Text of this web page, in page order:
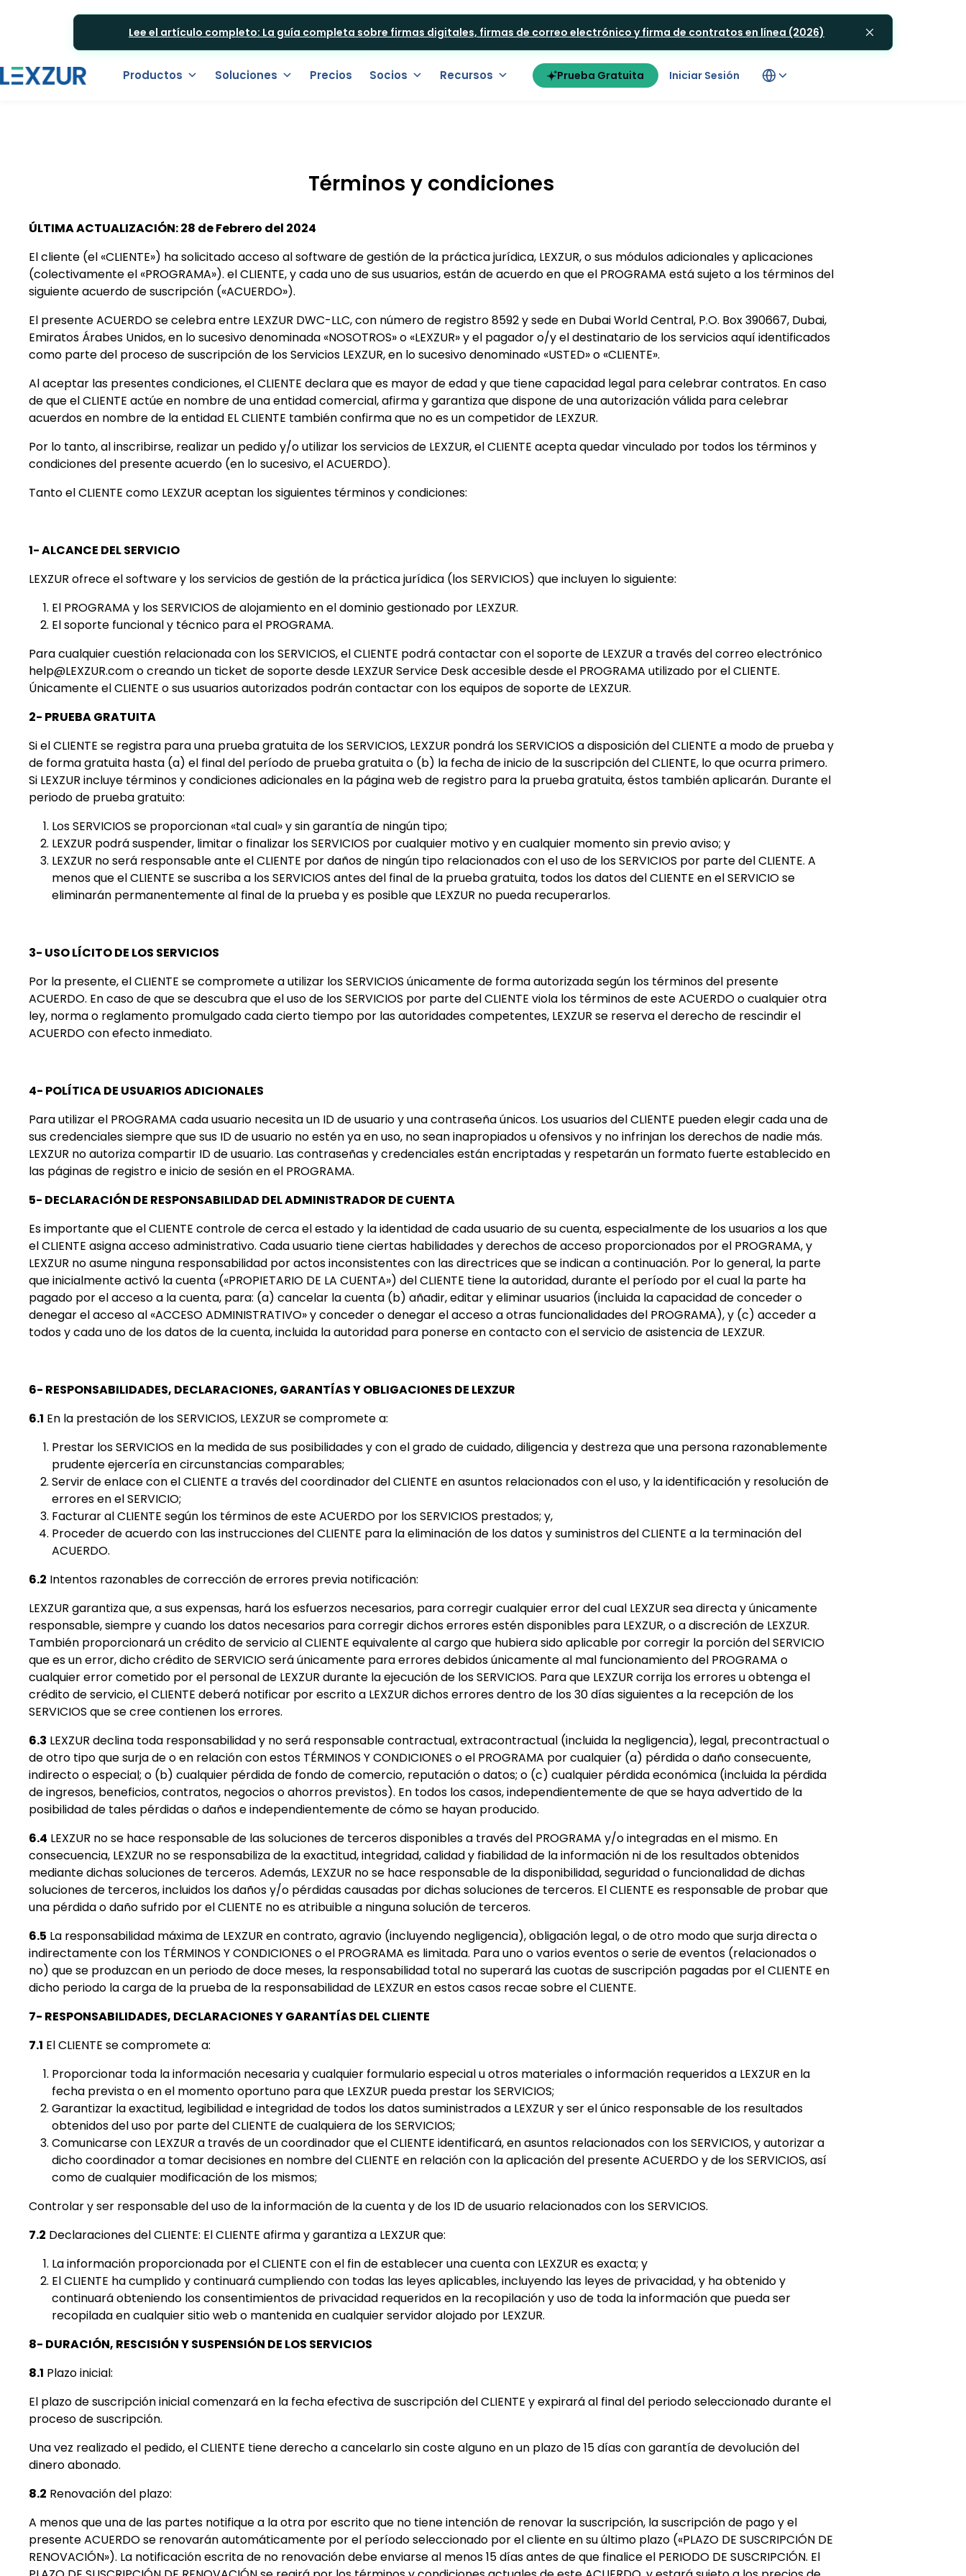
Lee el artículo completo: La guía completa sobre firmas digitales, firmas de correo electrónico y firma de contratos en línea (2026)
Productos Soluciones Precios Socios Recursos Prueba Gratuita Iniciar Sesión
Términos y condiciones
ÚLTIMA ACTUALIZACIÓN: 28 de Febrero del 2024
El cliente (el «CLIENTE») ha solicitado acceso al software de gestión de la práctica jurídica, LEXZUR, o sus módulos adicionales y aplicaciones
(colectivamente el «PROGRAMA»). el CLIENTE, y cada uno de sus usuarios, están de acuerdo en que el PROGRAMA está sujeto a los términos del
siguiente acuerdo de suscripción («ACUERDO»).
El presente ACUERDO se celebra entre LEXZUR DWC-LLC, con número de registro 8592 y sede en Dubai World Central, P.O. Box 390667, Dubai,
Emiratos Árabes Unidos, en lo sucesivo denominada «NOSOTROS» o «LEXZUR» y el pagador o/y el destinatario de los servicios aquí identificados
como parte del proceso de suscripción de los Servicios LEXZUR, en lo sucesivo denominado «USTED» o «CLIENTE».
Al aceptar las presentes condiciones, el CLIENTE declara que es mayor de edad y que tiene capacidad legal para celebrar contratos. En caso
de que el CLIENTE actúe en nombre de una entidad comercial, afirma y garantiza que dispone de una autorización válida para celebrar
acuerdos en nombre de la entidad EL CLIENTE también confirma que no es un competidor de LEXZUR.
Por lo tanto, al inscribirse, realizar un pedido y/o utilizar los servicios de LEXZUR, el CLIENTE acepta quedar vinculado por todos los términos y
condiciones del presente acuerdo (en lo sucesivo, el ACUERDO).
Tanto el CLIENTE como LEXZUR aceptan los siguientes términos y condiciones:
1- ALCANCE DEL SERVICIO
LEXZUR ofrece el software y los servicios de gestión de la práctica jurídica (los SERVICIOS) que incluyen lo siguiente:
El PROGRAMA y los SERVICIOS de alojamiento en el dominio gestionado por LEXZUR.
El soporte funcional y técnico para el PROGRAMA.
Para cualquier cuestión relacionada con los SERVICIOS, el CLIENTE podrá contactar con el soporte de LEXZUR a través del correo electrónico
help@LEXZUR.como creando un ticket de soporte desde LEXZUR Service Desk accesible desde el PROGRAMA utilizado por el CLIENTE.
Únicamente el CLIENTE o sus usuarios autorizados podrán contactar con los equipos de soporte de LEXZUR.
2- PRUEBA GRATUITA
Si el CLIENTE se registra para una prueba gratuita de los SERVICIOS, LEXZUR pondrá los SERVICIOS a disposición del CLIENTE a modo de prueba y
de forma gratuita hasta (a) el final del período de prueba gratuita o (b) la fecha de inicio de la suscripción del CLIENTE, lo que ocurra primero.
Si LEXZUR incluye términos y condiciones adicionales en la página web de registro para la prueba gratuita, éstos también aplicarán. Durante el
periodo de prueba gratuito:
Los SERVICIOS se proporcionan «tal cual» y sin garantía de ningún tipo;
LEXZUR podrá suspender, limitar o finalizar los SERVICIOS por cualquier motivo y en cualquier momento sin previo aviso; y
LEXZUR no será responsable ante el CLIENTE por daños de ningún tipo relacionados con el uso de los SERVICIOS por parte del CLIENTE. A
menos que el CLIENTE se suscriba a los SERVICIOS antes del final de la prueba gratuita, todos los datos del CLIENTE en el SERVICIO se
eliminarán permanentemente al final de la prueba y es posible que LEXZUR no pueda recuperarlos.
3- USO LÍCITO DE LOS SERVICIOS
Por la presente, el CLIENTE se compromete a utilizar los SERVICIOS únicamente de forma autorizada según los términos del presente
ACUERDO. En caso de que se descubra que el uso de los SERVICIOS por parte del CLIENTE viola los términos de este ACUERDO o cualquier otra
ley, norma o reglamento promulgado cada cierto tiempo por las autoridades competentes, LEXZUR se reserva el derecho de rescindir el
ACUERDO con efecto inmediato.
4- POLÍTICA DE USUARIOS ADICIONALES
Para utilizar el PROGRAMA cada usuario necesita un ID de usuario y una contraseña únicos. Los usuarios del CLIENTE pueden elegir cada una de
sus credenciales siempre que sus ID de usuario no estén ya en uso, no sean inapropiados u ofensivos y no infrinjan los derechos de nadie más.
LEXZUR no autoriza compartir ID de usuario. Las contraseñas y credenciales están encriptadas y respetarán un formato fuerte establecido en
las páginas de registro e inicio de sesión en el PROGRAMA.
5- DECLARACIÓN DE RESPONSABILIDAD DEL ADMINISTRADOR DE CUENTA
Es importante que el CLIENTE controle de cerca el estado y la identidad de cada usuario de su cuenta, especialmente de los usuarios a los que
el CLIENTE asigna acceso administrativo. Cada usuario tiene ciertas habilidades y derechos de acceso proporcionados por el PROGRAMA, y
LEXZUR no asume ninguna responsabilidad por actos inconsistentes con las directrices que se indican a continuación. Por lo general, la parte
que inicialmente activó la cuenta («PROPIETARIO DE LA CUENTA») del CLIENTE tiene la autoridad, durante el período por el cual la parte ha
pagado por el acceso a la cuenta, para: (a) cancelar la cuenta (b) añadir, editar y eliminar usuarios (incluida la capacidad de conceder o
denegar el acceso al «ACCESO ADMINISTRATIVO» y conceder o denegar el acceso a otras funcionalidades del PROGRAMA), y (c) acceder a
todos y cada uno de los datos de la cuenta, incluida la autoridad para ponerse en contacto con el servicio de asistencia de LEXZUR.
6- RESPONSABILIDADES, DECLARACIONES, GARANTÍAS Y OBLIGACIONES DE LEXZUR
6.1 En la prestación de los SERVICIOS, LEXZUR se compromete a:
Prestar los SERVICIOS en la medida de sus posibilidades y con el grado de cuidado, diligencia y destreza que una persona razonablemente
prudente ejercería en circunstancias comparables;
Servir de enlace con el CLIENTE a través del coordinador del CLIENTE en asuntos relacionados con el uso, y la identificación y resolución de
errores en el SERVICIO;
Facturar al CLIENTE según los términos de este ACUERDO por los SERVICIOS prestados; y,
Proceder de acuerdo con las instrucciones del CLIENTE para la eliminación de los datos y suministros del CLIENTE a la terminación del
ACUERDO.
6.2 Intentos razonables de corrección de errores previa notificación:
LEXZUR garantiza que, a sus expensas, hará los esfuerzos necesarios, para corregir cualquier error del cual LEXZUR sea directa y únicamente
responsable, siempre y cuando los datos necesarios para corregir dichos errores estén disponibles para LEXZUR, o a discreción de LEXZUR.
También proporcionará un crédito de servicio al CLIENTE equivalente al cargo que hubiera sido aplicable por corregir la porción del SERVICIO
que es un error, dicho crédito de SERVICIO será únicamente para errores debidos únicamente al mal funcionamiento del PROGRAMA o
cualquier error cometido por el personal de LEXZUR durante la ejecución de los SERVICIOS. Para que LEXZUR corrija los errores u obtenga el
crédito de servicio, el CLIENTE deberá notificar por escrito a LEXZUR dichos errores dentro de los 30 días siguientes a la recepción de los
SERVICIOS que se cree contienen los errores.
6.3 LEXZUR declina toda responsabilidad y no será responsable contractual, extracontractual (incluida la negligencia), legal, precontractual o
de otro tipo que surja de o en relación con estos TÉRMINOS Y CONDICIONES o el PROGRAMA por cualquier (a) pérdida o daño consecuente,
indirecto o especial; o (b) cualquier pérdida de fondo de comercio, reputación o datos; o (c) cualquier pérdida económica (incluida la pérdida
de ingresos, beneficios, contratos, negocios o ahorros previstos). En todos los casos, independientemente de que se haya advertido de la
posibilidad de tales pérdidas o daños e independientemente de cómo se hayan producido.
6.4 LEXZUR no se hace responsable de las soluciones de terceros disponibles a través del PROGRAMA y/o integradas en el mismo. En
consecuencia, LEXZUR no se responsabiliza de la exactitud, integridad, calidad y fiabilidad de la información ni de los resultados obtenidos
mediante dichas soluciones de terceros. Además, LEXZUR no se hace responsable de la disponibilidad, seguridad o funcionalidad de dichas
soluciones de terceros, incluidos los daños y/o pérdidas causadas por dichas soluciones de terceros. El CLIENTE es responsable de probar que
una pérdida o daño sufrido por el CLIENTE no es atribuible a ninguna solución de terceros.
6.5 La responsabilidad máxima de LEXZUR en contrato, agravio (incluyendo negligencia), obligación legal, o de otro modo que surja directa o
indirectamente con los TÉRMINOS Y CONDICIONES o el PROGRAMA es limitada. Para uno o varios eventos o serie de eventos (relacionados o
no) que se produzcan en un periodo de doce meses, la responsabilidad total no superará las cuotas de suscripción pagadas por el CLIENTE en
dicho periodo la carga de la prueba de la responsabilidad de LEXZUR en estos casos recae sobre el CLIENTE.
7- RESPONSABILIDADES, DECLARACIONES Y GARANTÍAS DEL CLIENTE
7.1 El CLIENTE se compromete a:
Proporcionar toda la información necesaria y cualquier formulario especial u otros materiales o información requeridos a LEXZUR en la
fecha prevista o en el momento oportuno para que LEXZUR pueda prestar los SERVICIOS;
Garantizar la exactitud, legibilidad e integridad de todos los datos suministrados a LEXZUR y ser el único responsable de los resultados
obtenidos del uso por parte del CLIENTE de cualquiera de los SERVICIOS;
Comunicarse con LEXZUR a través de un coordinador que el CLIENTE identificará, en asuntos relacionados con los SERVICIOS, y autorizar a
dicho coordinador a tomar decisiones en nombre del CLIENTE en relación con la aplicación del presente ACUERDO y de los SERVICIOS, así
como de cualquier modificación de los mismos;
Controlar y ser responsable del uso de la información de la cuenta y de los ID de usuario relacionados con los SERVICIOS.
7.2 Declaraciones del CLIENTE: El CLIENTE afirma y garantiza a LEXZUR que:
La información proporcionada por el CLIENTE con el fin de establecer una cuenta con LEXZUR es exacta; y
El CLIENTE ha cumplido y continuará cumpliendo con todas las leyes aplicables, incluyendo las leyes de privacidad, y ha obtenido y
continuará obteniendo los consentimientos de privacidad requeridos en la recopilación y uso de toda la información que pueda ser
recopilada en cualquier sitio web o mantenida en cualquier servidor alojado por LEXZUR.
8- DURACIÓN, RESCISIÓN Y SUSPENSIÓN DE LOS SERVICIOS
8.1 Plazo inicial:
El plazo de suscripción inicial comenzará en la fecha efectiva de suscripción del CLIENTE y expirará al final del periodo seleccionado durante el
proceso de suscripción.
Una vez realizado el pedido, el CLIENTE tiene derecho a cancelarlo sin coste alguno en un plazo de 15 días con garantía de devolución del
dinero abonado.
8.2 Renovación del plazo:
A menos que una de las partes notifique a la otra por escrito que no tiene intención de renovar la suscripción, la suscripción de pago y el
presente ACUERDO se renovarán automáticamente por el período seleccionado por el cliente en su último plazo («PLAZO DE SUSCRIPCIÓN DE
RENOVACIÓN»). La notificación escrita de no renovación debe enviarse al menos 15 días antes de que finalice el PERIODO DE SUSCRIPCIÓN. El